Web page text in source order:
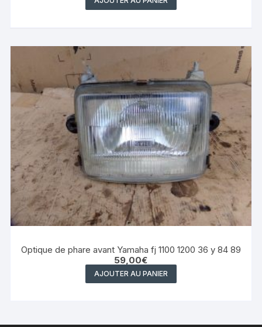
Optique de phare avant Yamaha fj 1100 1200 36 y 84 89
59,00€
AJOUTER AU PANIER